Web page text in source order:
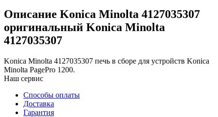
Описание Konica Minolta 4127035307
оригинальный Konica Minolta
4127035307
Konica Minolta 4127035307 печь в сборе для устройств Konica
Minolta PagePro 1200.
Наш сервис
Способы оплаты
Доставка
Гарантия